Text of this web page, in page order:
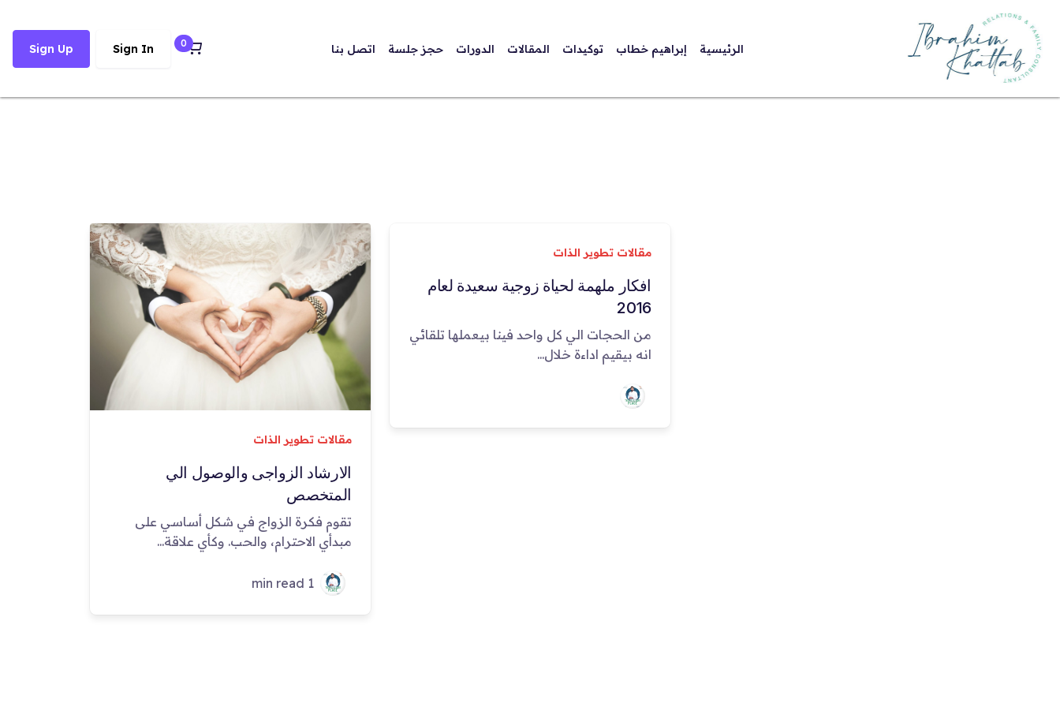
الرئيسية إبراهيم خطاب توكيدات المقالات الدورات حجز جلسة اتصل بنا 0
Sign In
Sign Up
مقالات تطوير الذات
الارشاد الزواجى والوصول الي
المتخصص
تقوم فكرة الزواج في شكل أساسي على
مبدأي الاحترام، والحب. وكأي علاقة...
1 min read
مقالات تطوير الذات
افكار ملهمة لحياة زوجية سعيدة لعام
2016
من الحجات الي كل واحد فينا بيعملها تلقائي
انه بيقيم اداءة خلال...